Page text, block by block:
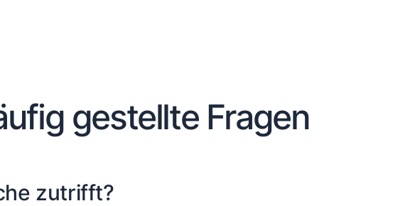
gestellte Fragen
zutrifft?